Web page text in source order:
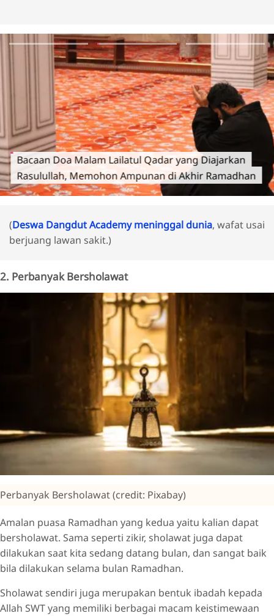
Bacaan Doa Malam Lailatul Qadar yang Diajarkan
Rasulullah, Memohon Ampunan di Akhir Ramadhan
(Deswa Dangdut Academy meninggal dunia, wafat usai
berjuang lawan sakit.)
2. Perbanyak Bersholawat
Perbanyak Bersholawat (credit: Pixabay)
Amalan puasa Ramadhan yang kedua yaitu kalian dapat
bersholawat. Sama seperti zikir, sholawat juga dapat
dilakukan saat kita sedang datang bulan, dan sangat baik
bila dilakukan selama bulan Ramadhan.
Sholawat sendiri juga merupakan bentuk ibadah kepada
Allah SWT yang memiliki berbagai macam keistimewaan